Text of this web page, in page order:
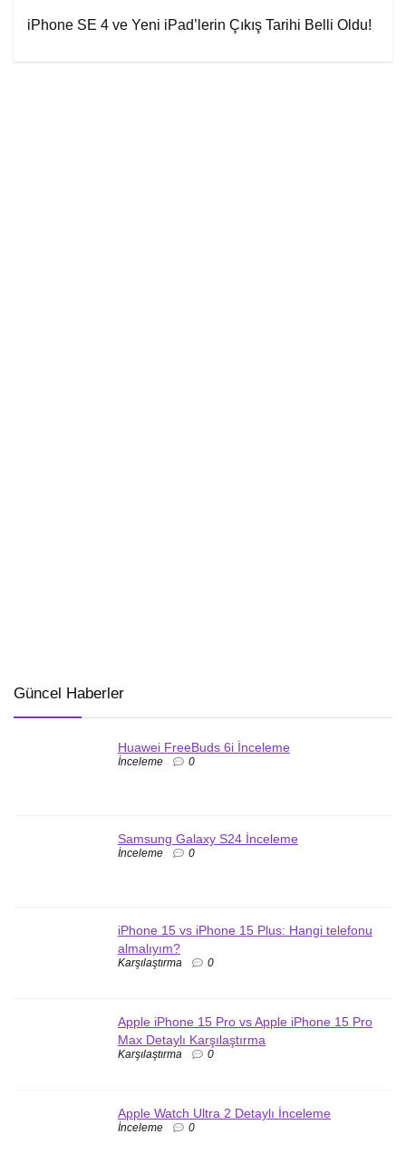
iPhone SE 4 ve Yeni iPad’lerin Çıkış Tarihi Belli Oldu!
Güncel Haberler
Huawei FreeBuds 6i İnceleme
İnceleme 0
Samsung Galaxy S24 İnceleme
İnceleme 0
iPhone 15 vs iPhone 15 Plus: Hangi telefonu
almalıyım?
Karşılaştırma 0
Apple iPhone 15 Pro vs Apple iPhone 15 Pro
Max Detaylı Karşılaştırma
Karşılaştırma 0
Apple Watch Ultra 2 Detaylı İnceleme
İnceleme 0